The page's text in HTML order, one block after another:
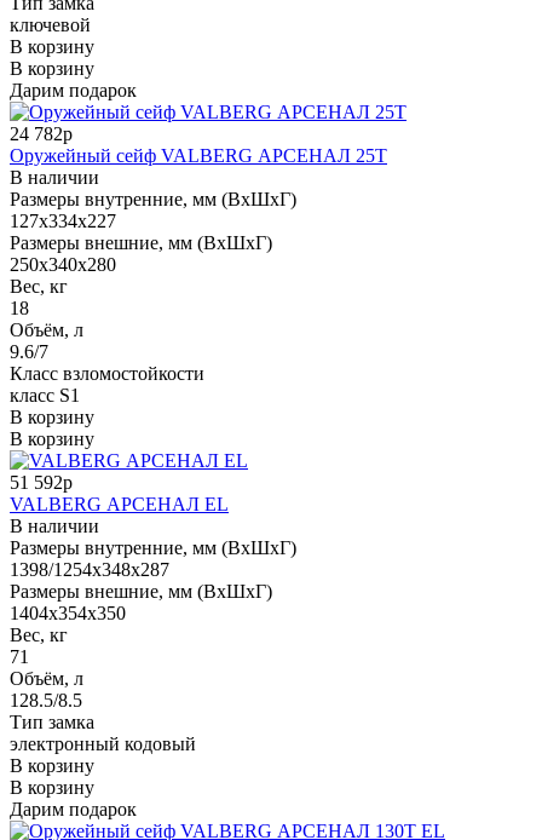
ключевой
В корзину
В корзину
Дарим подарок
24 782р
Оружейный сейф VALBERG АРСЕНАЛ 25T
В наличии
Размеры внутренние, мм (ВхШхГ)
127x334x227
Размеры внешние, мм (ВхШхГ)
250x340x280
Вес, кг
18
Объём, л
9.6/7
Класс взломостойкости
класс S1
В корзину
В корзину
51 592р
VALBERG АРСЕНАЛ EL
В наличии
Размеры внутренние, мм (ВхШхГ)
1398/1254x348x287
Размеры внешние, мм (ВхШхГ)
1404x354x350
Вес, кг
71
Объём, л
128.5/8.5
Тип замка
электронный кодовый
В корзину
В корзину
Дарим подарок